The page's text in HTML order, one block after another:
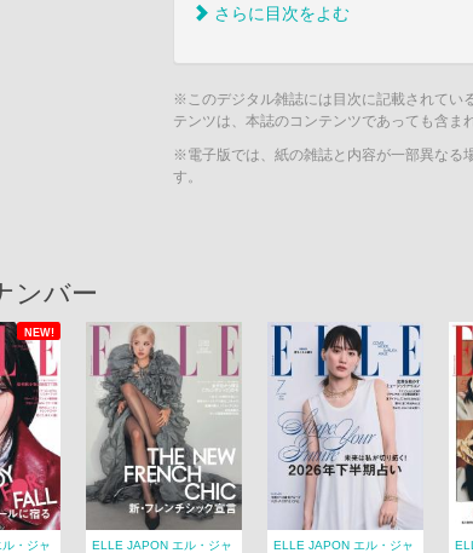
さらに目次をよむ
※このデジタル雑誌には目次に記載されてい
テンツは、本誌のコンテンツであっても含ま
※電子版では、紙の雑誌と内容が一部異なる
す。
ンバー
NEW!
・ジャ
ELLE JAPON エル・ジャ
ELLE JAPON エル・ジャ